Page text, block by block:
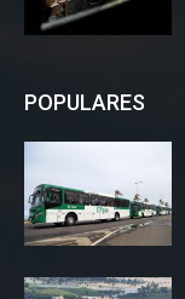
POPULARES